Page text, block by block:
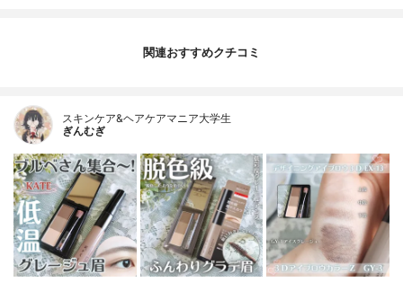
関連おすすめクチコミ
スキンケア&ヘアケアマニア大学生
ぎんむぎ